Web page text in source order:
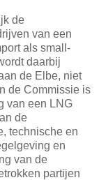
de
van een
als small-
daarbij
de Elbe, niet
de Commissie is
van een LNG
de
technische en
en
van de
partijen